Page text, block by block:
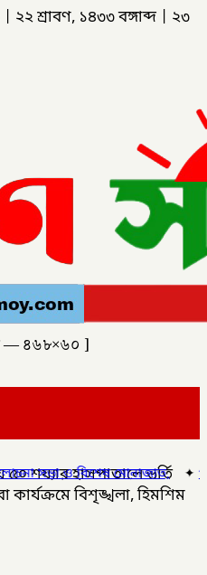
২২ শ্রাবণ, ১৪৩৩ বঙ্গাব্দ
২৩
— ৪৬৮×৬০ ]
বিশেষ মোনাজাত,✦গলাচিপায় ১০
৫০ শয্যার হাসপাতালে ভর্তি
কার্যক্রমে বিশৃঙ্খলা, হিমশিম